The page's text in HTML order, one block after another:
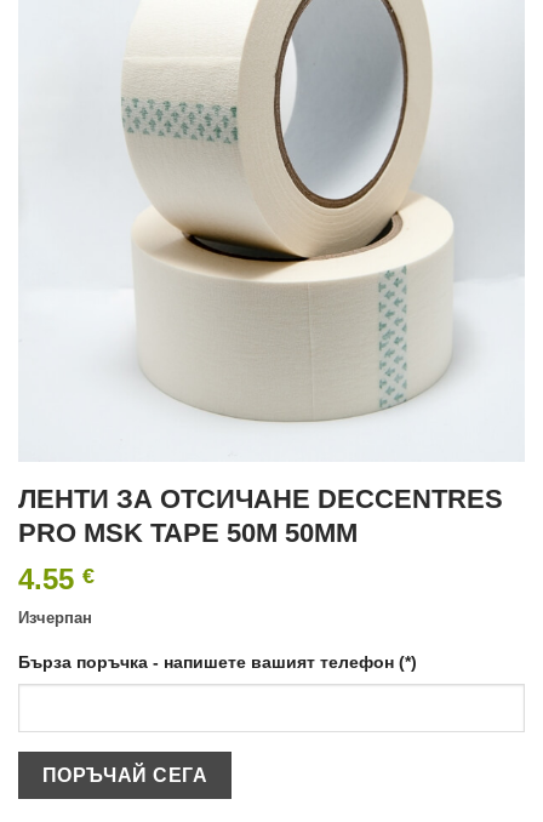
ЛЕНТИ ЗА ОТСИЧАНЕ DECCENTRES
PRO MSK TAPE 50M 50MM
4.55 €
Изчерпан
Бърза поръчка - напишете вашият телефон (*)